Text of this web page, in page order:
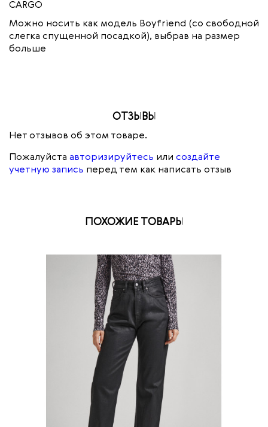
CARGO
Можно носить как модель Boyfriend (со свободной
слегка спущенной посадкой), выбрав на размер
больше
ОТЗЫВЫ
Нет отзывов об этом товаре.
Пожалуйста авторизируйтесь или создайте
учетную запись перед тем как написать отзыв
ПОХОЖИЕ ТОВАРЫ